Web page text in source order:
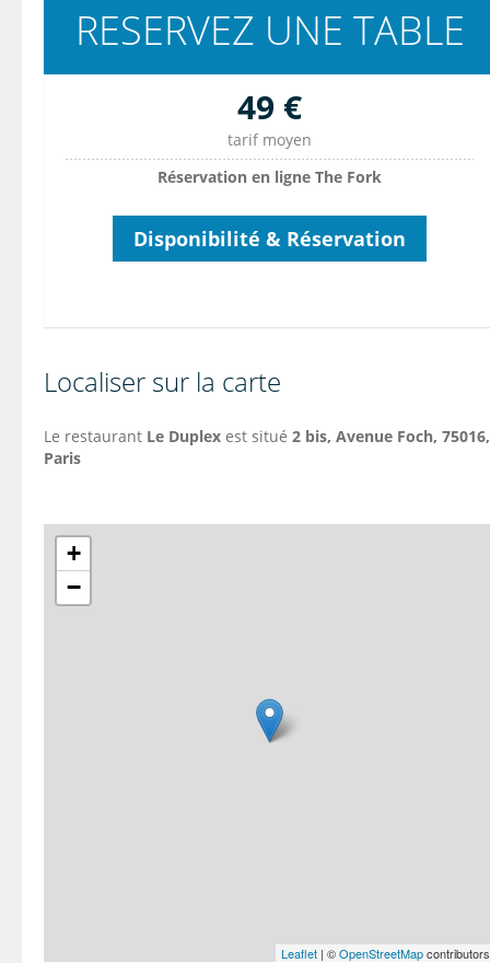
RESERVEZ UNE TABLE
49 €
tarif moyen
Réservation en ligne The Fork
Disponibilité & Réservation
Localiser sur la carte
Le restaurant Le Duplex est situé 2 bis, Avenue Foch, 75016,
Paris
+
−
Leaflet | ©OpenStreetMapcontributors